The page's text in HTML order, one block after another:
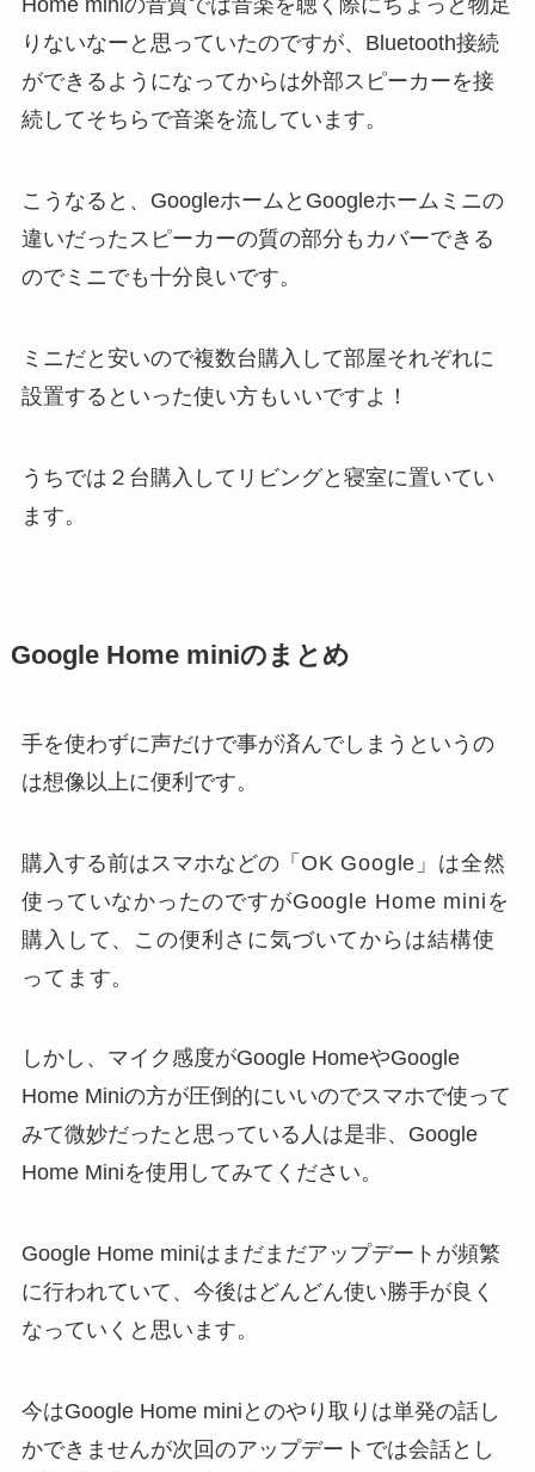
Home miniの音質では音楽を聴く際にちょっと物足
りないなーと思っていたのですが、Bluetooth接続
ができるようになってからは外部スピーカーを接
続してそちらで音楽を流しています。
こうなると、GoogleホームとGoogleホームミニの
違いだったスピーカーの質の部分もカバーできる
のでミニでも十分良いです。
ミニだと安いので複数台購入して部屋それぞれに
設置するといった使い方もいいですよ！
うちでは２台購入してリビングと寝室に置いてい
ます。
Google Home miniのまとめ
手を使わずに声だけで事が済んでしまうというの
は想像以上に便利です。
購入する前はスマホなどの「 OK Google 」は全然
使っていなかったのですがGoogle Home miniを
購入して、この便利さに気づいてからは結構使
ってます。
しかし、マイク感度がGoogle HomeやGoogle
Home Miniの方が圧倒的にいいのでスマホで使って
みて微妙だったと思っている人は是非、Google
Home Miniを使用してみてください。
Google Home miniはまだまだアップデートが頻繁
に行われていて、今後はどんどん使い勝手が良く
なっていくと思います。
今はGoogle Home miniとのやり取りは単発の話し
かできませんが次回のアップデートでは会話とし